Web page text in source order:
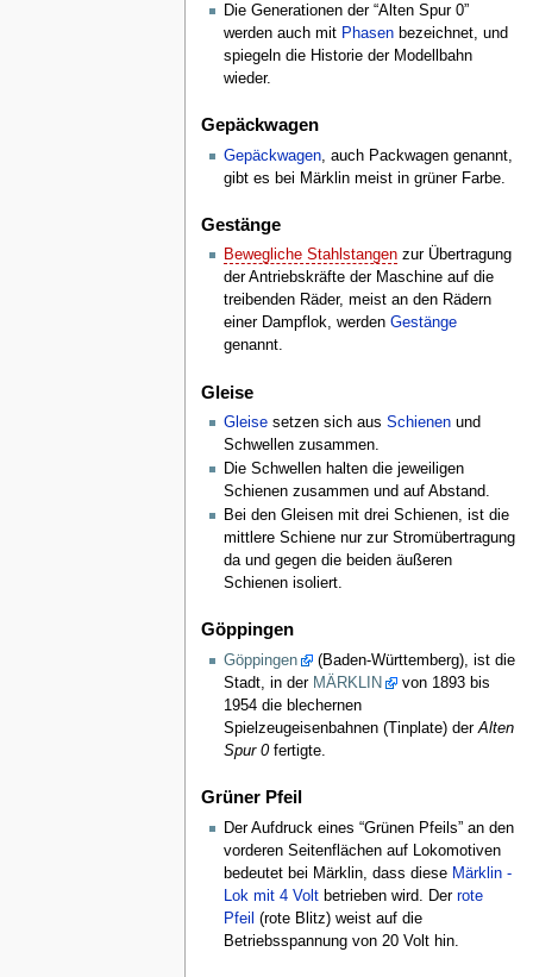
Die Generationen der “Alten Spur 0”
werden auch mit Phasenbezeichnet, und
spiegeln die Historie der Modellbahn
wieder.
Gepäckwagen
Gepäckwagen, auch Packwagen genannt,
gibt es bei Märklin meist in grüner Farbe.
Gestänge
Bewegliche Stahlstangenzur Übertragung
der Antriebskräfte der Maschine auf die
treibenden Räder, meist an den Rädern
einer Dampflok, werden Gestänge
genannt.
Gleise
Gleisesetzen sich aus Schienenund
Schwellen zusammen.
Die Schwellen halten die jeweiligen
Schienen zusammen und auf Abstand.
Bei den Gleisen mit drei Schienen, ist die
mittlere Schiene nur zur Stromübertragung
da und gegen die beiden äußeren
Schienen isoliert.
Göppingen
Göppingen
(Baden-Württemberg), ist die
Stadt, in der MÄRKLIN
von 1893 bis
1954 die blechernen
Spielzeugeisenbahnen (Tinplate) derAlten
Spur 0fertigte.
Grüner Pfeil
Der Aufdruck eines “Grünen Pfeils” an den
vorderen Seitenflächen auf Lokomotiven
bedeutet bei Märklin, dass diese Märklin -
Lok mit 4 Voltbetrieben wird. Der rote
Pfeil (rote Blitz) weist auf die
Betriebsspannung von 20 Volt hin.